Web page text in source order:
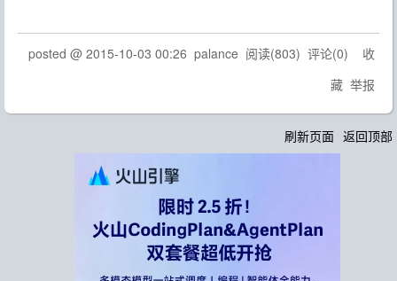
posted @ 2015-10-03 00:26 palance 阅读(803) 评论(0) 收
藏 举报
刷新页面 返回顶部